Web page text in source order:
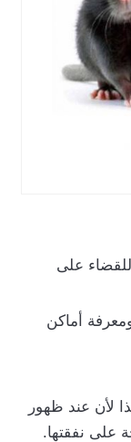
على
أماكن
لأن عند ظهور
على نفقتها.